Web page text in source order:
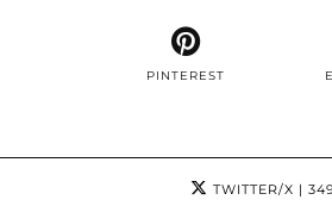
PINTEREST
TWITTER/X |